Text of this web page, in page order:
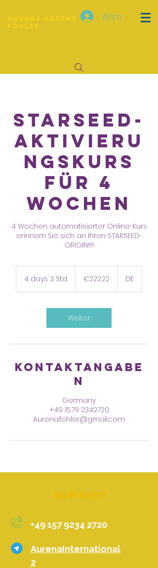
Anmelden
Starseed-
Aktivieru
ngskurs
für 4
Wochen
4 Wochen automatisierter Online-Kurs
erinnern Sie sich an Ihren STARSEED-
4 days 3 Std.
y
s
3
t
.
€222.22 DE
Weiter
Kontaktangabe
n
Germany
+49 1579 2342720
Aurena.fohler@gmail.com
Kontakt
+49 157 9234 2720
AurenaInternational
2